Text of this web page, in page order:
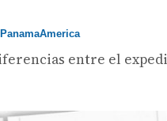
PanamaAmerica
entre el